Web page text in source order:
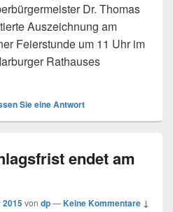
Dr. Thomas
Auszeichnung am
Feierstunde um 11 Uhr im
Rathauses
Sie eine Antwort
endet am
2015von dp—Keine Kommentare ↓